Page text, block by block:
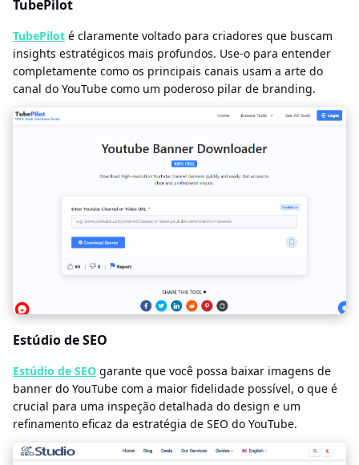
TubePilot
TubePilot é claramente voltado para criadores que buscam
insights estratégicos mais profundos. Use-o para entender
completamente como os principais canais usam a arte do
canal do YouTube como um poderoso pilar de branding.
Estúdio de SEO
Estúdio de SEO garante que você possa baixar imagens de
banner do YouTube com a maior fidelidade possível, o que é
crucial para uma inspeção detalhada do design e um
refinamento eficaz da estratégia de SEO do YouTube.